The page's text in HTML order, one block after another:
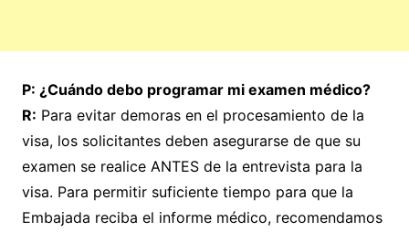
P: ¿Cuándo debo programar mi examen médico?
R: Para evitar demoras en el procesamiento de la
visa, los solicitantes deben asegurarse de que su
examen se realice ANTES de la entrevista para la
visa. Para permitir suficiente tiempo para que la
Embajada reciba el informe médico, recomendamos